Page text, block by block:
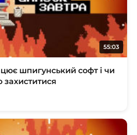
55:03
шпигунський софт і чи
захиститися